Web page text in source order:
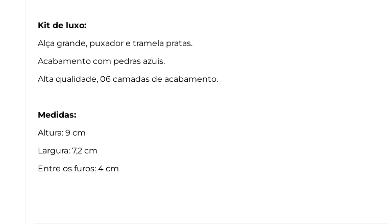
Kit de luxo:
Alça grande, puxador e tramela pratas.
Acabamento com pedras azuis.
Alta qualidade, 06 camadas de acabamento.
Medidas:
Altura: 9 cm
Largura: 7,2 cm
Entre os furos: 4 cm